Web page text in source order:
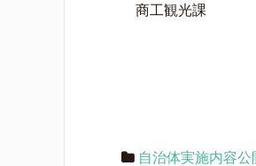
商工観光課
自治体実施内容公